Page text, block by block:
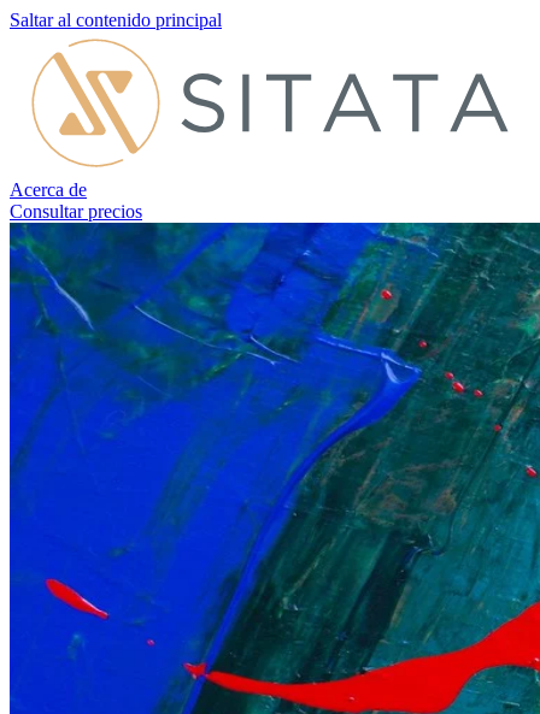
Saltar al contenido principal
Acerca de
Consultar precios